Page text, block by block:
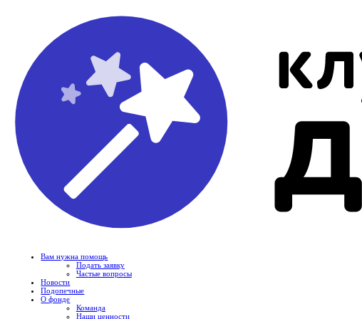
Вам нужна помощь
Подать заявку
Частые вопросы
Новости
Подопечные
О фонде
Команда
Наши ценности